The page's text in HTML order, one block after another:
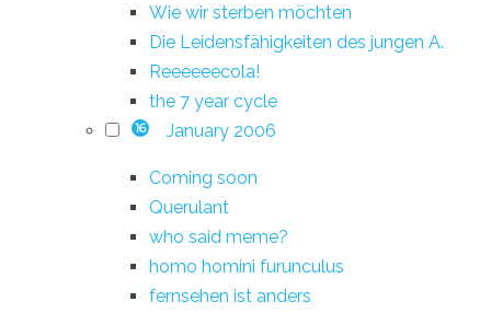
Wie wir sterben möchten
Die Leidensfähigkeiten des jungen A.
Reeeeeecola!
the 7 year cycle
16 January 2006
Coming soon
Querulant
who said meme?
homo homini furunculus
fernsehen ist anders